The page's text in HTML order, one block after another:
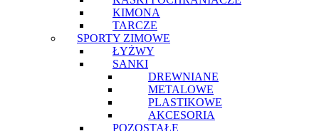
KIMONA
TARCZE
SPORTY ZIMOWE
ŁYŻWY
SANKI
DREWNIANE
METALOWE
PLASTIKOWE
AKCESORIA
POZOSTAŁE